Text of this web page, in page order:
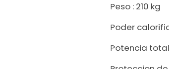
Peso : 210 kg
Poder
Potencia